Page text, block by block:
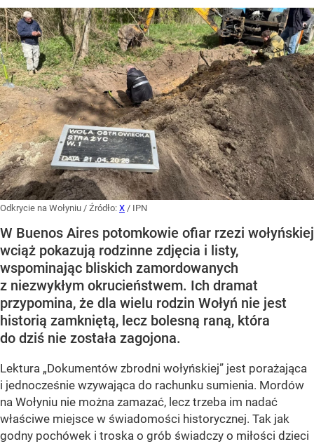
Odkrycie na Wołyniu / Źródło: X / IPN
W Buenos Aires potomkowie ofiar rzezi wołyńskiej
wciąż pokazują rodzinne zdjęcia i listy,
wspominając bliskich zamordowanych
z niezwykłym okrucieństwem. Ich dramat
przypomina, że dla wielu rodzin Wołyń nie jest
historią zamkniętą, lecz bolesną raną, która
do dziś nie została zagojona.
Lektura „Dokumentów zbrodni wołyńskiej” jest porażająca
i jednocześnie wzywająca do rachunku sumienia. Mordów
na Wołyniu nie można zamazać, lecz trzeba im nadać
właściwe miejsce w świadomości historycznej. Tak jak
godny pochówek i troska o grób świadczy o miłości dzieci